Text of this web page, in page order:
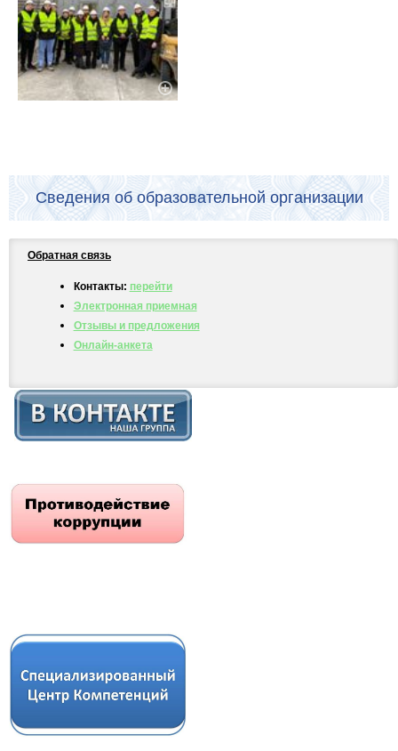
Сведения об образовательной организации
Обратная связь
Контакты: перейти
Электронная приемная
Отзывы и предложения
Онлайн-анкета